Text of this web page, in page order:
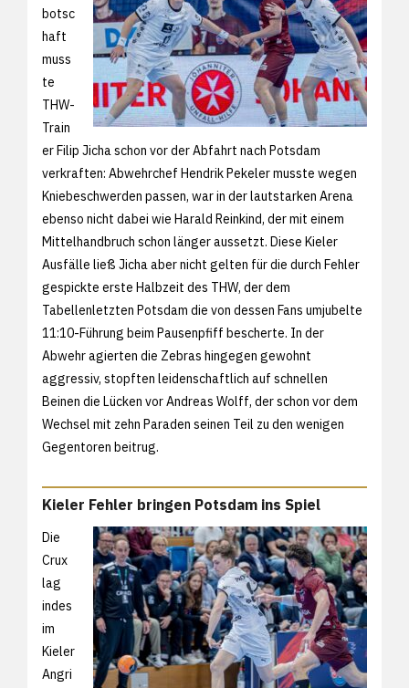
botsc
haft
muss
te
THW-
Train
er Filip Jicha schon vor der Abfahrt nach Potsdam
verkraften: Abwehrchef Hendrik Pekeler musste wegen
Kniebeschwerden passen, war in der lautstarken Arena
ebenso nicht dabei wie Harald Reinkind, der mit einem
Mittelhandbruch schon länger aussetzt. Diese Kieler
Ausfälle ließ Jicha aber nicht gelten für die durch Fehler
gespickte erste Halbzeit des THW, der dem
Tabellenletzten Potsdam die von dessen Fans umjubelte
11:10-Führung beim Pausenpfiff bescherte. In der
Abwehr agierten die Zebras hingegen gewohnt
aggressiv, stopften leidenschaftlich auf schnellen
Beinen die Lücken vor Andreas Wolff, der schon vor dem
Wechsel mit zehn Paraden seinen Teil zu den wenigen
Gegentoren beitrug.
Kieler Fehler bringen Potsdam ins Spiel
Die
Crux
lag
indes
im
Kieler
Angri